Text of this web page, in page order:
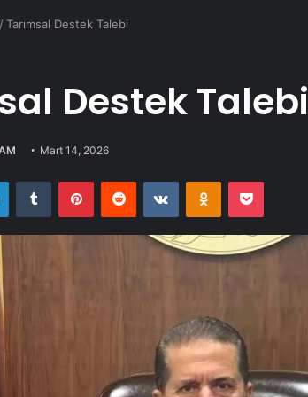
/Tarımsal Destek Talebi
Destek Talebi
Mart 14, 2026
LinkedInTumblr PinterestReddit VKontakteOdnoklassniki
Pocket